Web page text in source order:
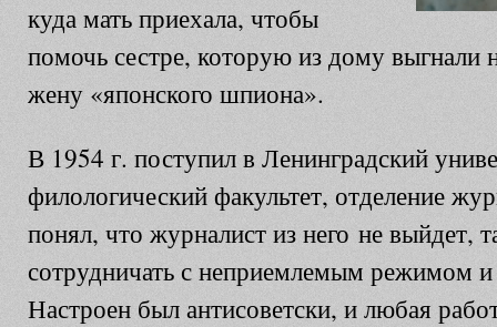
куда мать приехала, чтобы
помочь сестре, которую из дому выгнали
жену «японского шпиона».
В 1954 г. поступил в Ленинградский
филологический факультет, отделение
понял, что журналист из него не выйдет,
сотрудничать с неприемлемым режимом и
Настроен был антисоветски, и любая